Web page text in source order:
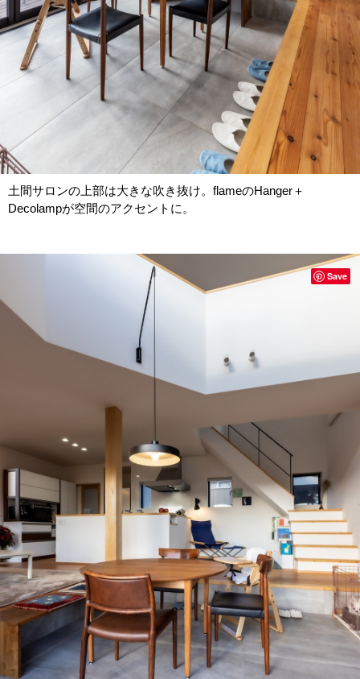
土間サロンの上部は大きな吹き抜け。flameのHanger＋
Decolampが空間のアクセントに。
Save